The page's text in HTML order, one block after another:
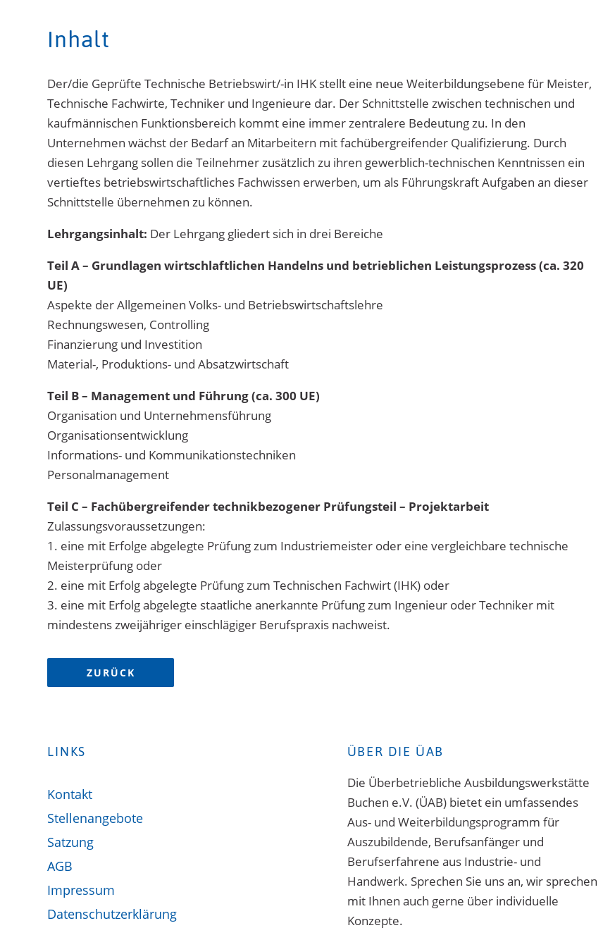
Inhalt
Der/die Geprüfte Technische Betriebswirt/-in IHK stellt eine neue Weiterbildungsebene für Meister,
Technische Fachwirte, Techniker und Ingenieure dar. Der Schnittstelle zwischen technischen und
kaufmännischen Funktionsbereich kommt eine immer zentralere Bedeutung zu. In den
Unternehmen wächst der Bedarf an Mitarbeitern mit fachübergreifender Qualifizierung. Durch
diesen Lehrgang sollen die Teilnehmer zusätzlich zu ihren gewerblich-technischen Kenntnissen ein
vertieftes betriebswirtschaftliches Fachwissen erwerben, um als Führungskraft Aufgaben an dieser
Schnittstelle übernehmen zu können.
Lehrgangsinhalt: Der Lehrgang gliedert sich in drei Bereiche
Teil A – Grundlagen wirtschlaftlichen Handelns und betrieblichen Leistungsprozess (ca. 320
UE)
Aspekte der Allgemeinen Volks- und Betriebswirtschaftslehre
Rechnungswesen, Controlling
Finanzierung und Investition
Material-, Produktions- und Absatzwirtschaft
Teil B – Management und Führung (ca. 300 UE)
Organisation und Unternehmensführung
Organisationsentwicklung
Informations- und Kommunikationstechniken
Personalmanagement
Teil C – Fachübergreifender technikbezogener Prüfungsteil – Projektarbeit
Zulassungsvoraussetzungen:
1. eine mit Erfolge abgelegte Prüfung zum Industriemeister oder eine vergleichbare technische
Meisterprüfung oder
2. eine mit Erfolg abgelegte Prüfung zum Technischen Fachwirt (IHK) oder
3. eine mit Erfolg abgelegte staatliche anerkannte Prüfung zum Ingenieur oder Techniker mit
mindestens zweijähriger einschlägiger Berufspraxis nachweist.
ZURÜCK
LINKS
Kontakt
Stellenangebote
Satzung
AGB
Impressum
Datenschutzerklärung
ÜBER DIE ÜAB
Die Überbetriebliche Ausbildungswerkstätte
Buchen e.V. (ÜAB) bietet ein umfassendes
Aus- und Weiterbildungsprogramm für
Auszubildende, Berufsanfänger und
Berufserfahrene aus Industrie- und
Handwerk. Sprechen Sie uns an, wir sprechen
mit Ihnen auch gerne über individuelle
Konzepte.